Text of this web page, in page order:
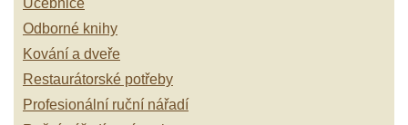
Učebnice
Odborné knihy
Kování a dveře
Restaurátorské potřeby
Profesionální ruční nářadí